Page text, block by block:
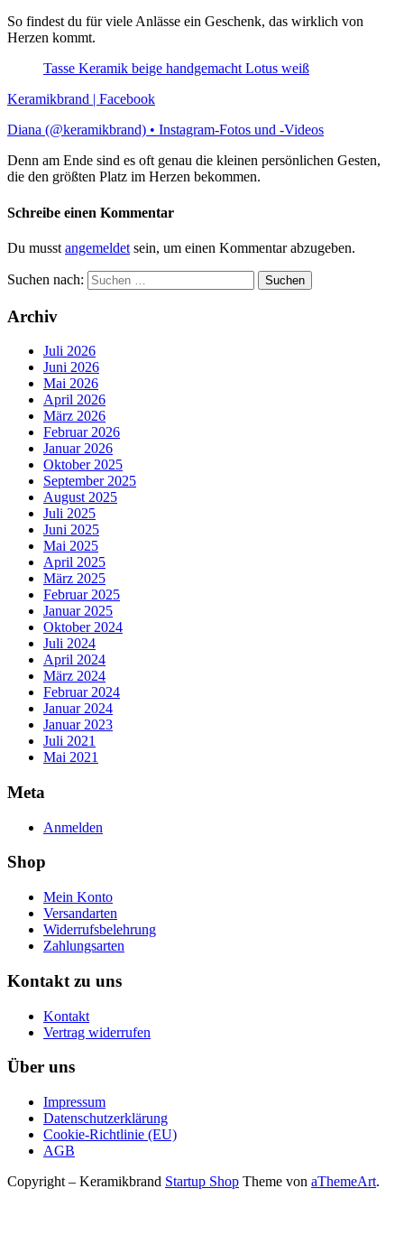
So findest du für viele Anlässe ein Geschenk, das wirklich von
Herzen kommt.
Tasse Keramik beige handgemacht Lotus weiß
Keramikbrand | Facebook
Diana (@keramikbrand) • Instagram-Fotos und -Videos
Denn am Ende sind es oft genau die kleinen persönlichen Gesten,
die den größten Platz im Herzen bekommen.
Schreibe einen Kommentar
Du musst angemeldet sein, um einen Kommentar abzugeben.
Suchen nach:
Archiv
Juli 2026
Juni 2026
Mai 2026
April 2026
März 2026
Februar 2026
Januar 2026
Oktober 2025
September 2025
August 2025
Juli 2025
Juni 2025
Mai 2025
April 2025
März 2025
Februar 2025
Januar 2025
Oktober 2024
Juli 2024
April 2024
März 2024
Februar 2024
Januar 2024
Januar 2023
Juli 2021
Mai 2021
Meta
Anmelden
Shop
Mein Konto
Versandarten
Widerrufsbelehrung
Zahlungsarten
Kontakt zu uns
Kontakt
Vertrag widerrufen
Über uns
Impressum
Datenschutzerklärung
Cookie-Richtlinie (EU)
AGB
Copyright – Keramikbrand Startup Shop Theme von aThemeArt.